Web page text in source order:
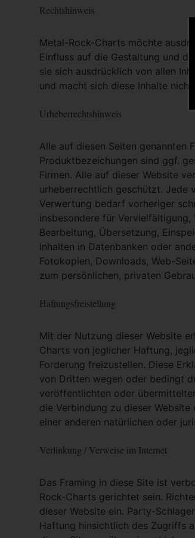
Rechtshinweis
Metal-Rock-Charts möchte
Einfluss auf die Gestaltung und
sie sich ausdrücklich von allen
und macht sich diese Inhalte nicht
Urheberrechtshinweis
Alle auf diesen Seiten genannten
Produktbezeichungen sind ggf.
Firmen. Alle auf dieser Website
urheberrechtlich geschützt. Jede
Verwertung bedarf vorheriger
insbesondere für
Bearbeitung, Übersetzung,
Inhalten in Datenbanken oder
Fotokopien, Downloads, Web-
zum persönlichen, privaten
Haftungsfreistellung
Mit der Nutzung dieser Website
Charts von jeglicher Haftung,
Forderung freizustellen. Diese
von Dritten wegen oder bedingt
veröffentlichten oder
die Verbindung zu dieser
einer anderen natürlichen oder
Verlinkung / Verweise im Internet
Das Framing in diese Site ist
Rock-Charts gerichtet sein.
dieser Website ein. Party-
Haftung hinsichtlich des Zugriffs